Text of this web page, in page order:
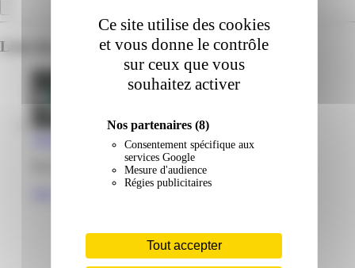
Ce site utilise des cookies
et vous donne le contrôle
sur ceux que vous
souhaitez activer
Nos partenaires (8)
Consentement spécifique aux
services Google
Mesure d'audience
Régies publicitaires
Tout accepter
Liste des emplacements pour ce prospectus
Ampg Carrelage | Jarry | Baie-Mahault
Rue Henri Becquerel 97122 Baie Mahault Guadeloupe